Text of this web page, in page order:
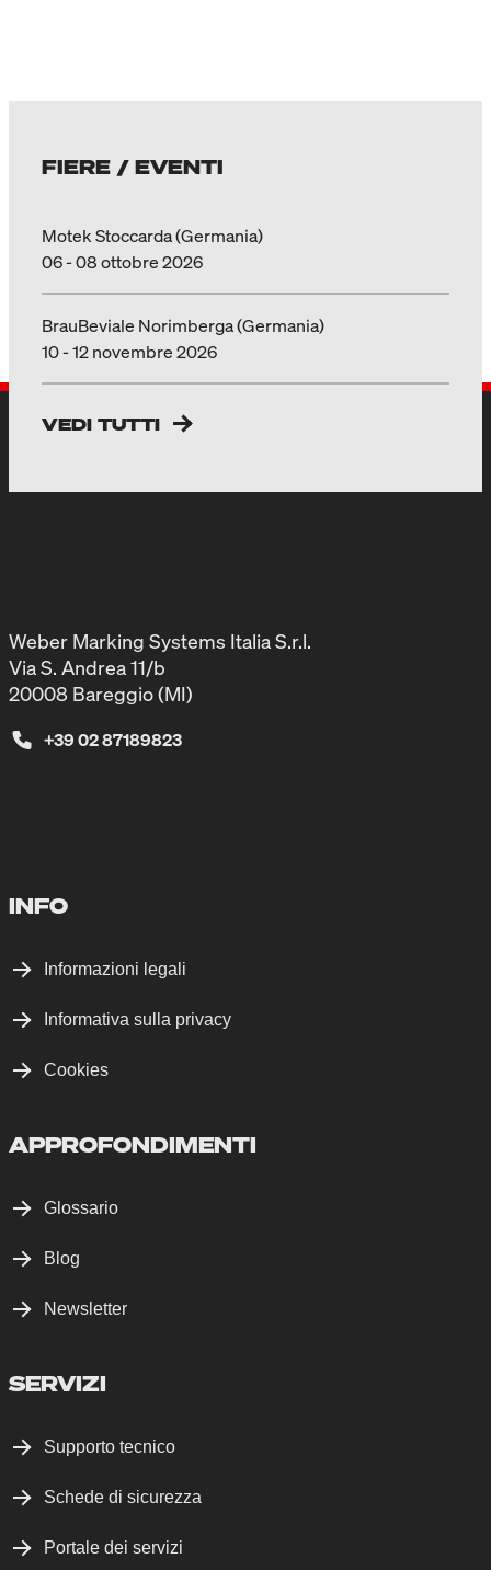
FIERE / EVENTI
Motek Stoccarda (Germania)
06 - 08 ottobre 2026
BrauBeviale Norimberga (Germania)
10 - 12 novembre 2026
VEDI TUTTI
Weber Marking Systems Italia S.r.l.
Via S. Andrea 11/b
20008 Bareggio (MI)
+39 02 87189823
INFO
Informazioni legali
Informativa sulla privacy
Cookies
APPROFONDIMENTI
Glossario
Blog
Newsletter
SERVIZI
Supporto tecnico
Schede di sicurezza
Portale dei servizi